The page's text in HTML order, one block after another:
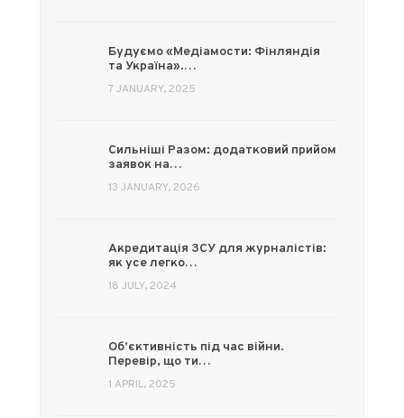
Будуємо «Медіамости: Фінляндія
та Україна».…
7 JANUARY, 2025
Сильніші Разом: додатковий прийом
заявок на…
13 JANUARY, 2026
Акредитація ЗСУ для журналістів:
як усе легко…
18 JULY, 2024
Об’єктивність під час війни.
Перевір, що ти…
1 APRIL, 2025